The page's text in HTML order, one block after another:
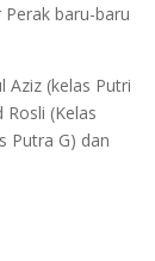
baru-baru
Aziz (kelas Putri
(Kelas
Putra G) dan